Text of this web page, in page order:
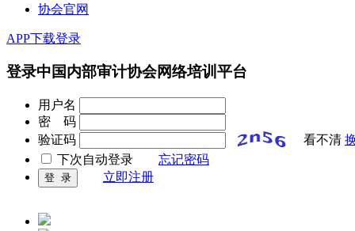
协会官网
APP下载登录
登录中国内部审计协会网络培训平台
用户名
密 码
验证码
看不清
下次自动登录 忘记密码
立即注册